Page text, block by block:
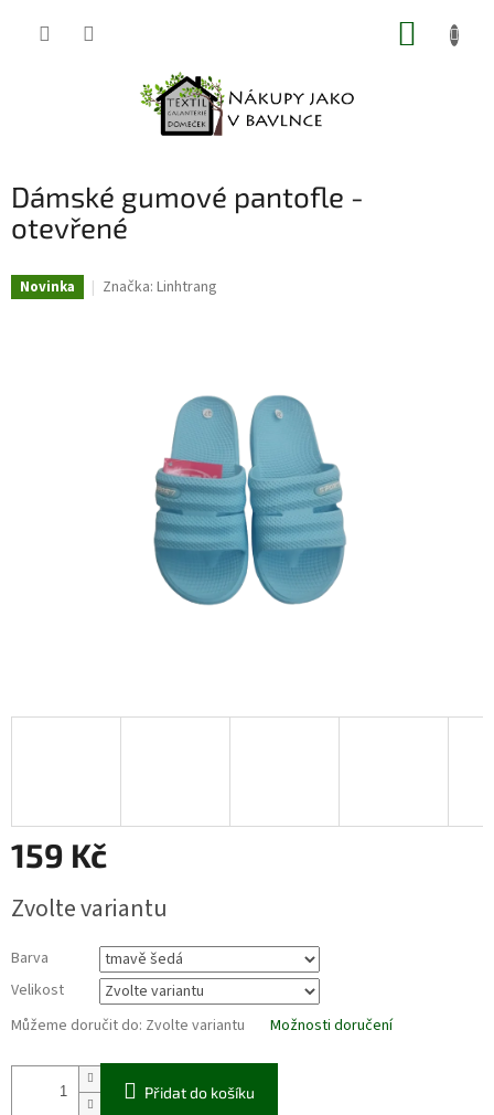
Dámské gumové pantofle -
otevřené
Novinka Značka: Linhtrang
159 Kč
cena:
Zvolte variantu
Barva
Velikost
Můžeme doručit do: Zvolte variantu Možnosti doručení
Přidat do košíku